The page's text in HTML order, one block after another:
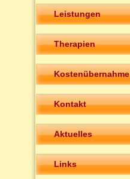
Leistungen
Therapien
Kostenübernahme
Kontakt
Aktuelles
Links